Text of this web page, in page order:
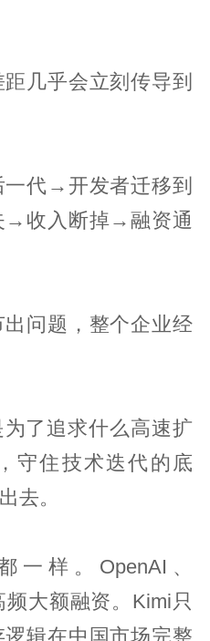
几乎会立刻传导到
代→开发者迁移到
→收入断掉→融资通
问题，整个企业经
了追求什么高速扩
守住技术迭代的底
去。
样。OpenAI、
大额融资。Kimi只
辑在中国市场完整